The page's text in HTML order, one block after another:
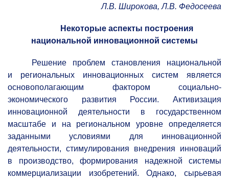
Л.В. Широкова, Л.В. Федосеева
Некоторые аспекты построения
национальной инновационной системы
Решение проблем становления национальной
и региональных инновационных систем является
основополагающим фактором социально-
экономического развития России. Активизация
инновационной деятельности в государственном
масштабе и на региональном уровне определяется
заданными условиями для инновационной
деятельности, стимулирования внедрения инноваций
в производство, формирования надежной системы
коммерциализации изобретений. Однако, сырьевая